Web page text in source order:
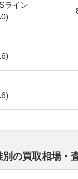
ライン
の買取相場・